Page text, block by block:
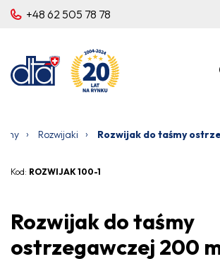
+48 62 505 78 78
› Rozwijaki › Rozwijak do taśmy
Kod: ROZWIJAK 100-1
Rozwijak do taśmy
ostrzegawczej 200